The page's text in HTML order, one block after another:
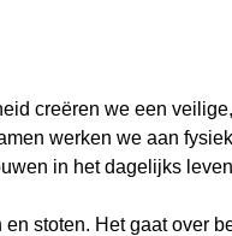
creëren we een
werken we aan
in het dagelijks
stoten. Het gaat over